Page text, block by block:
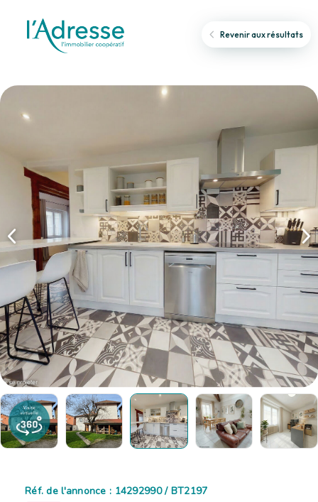
Revenir aux résultats
Réf. de l'annonce : 14292990 / BT2197